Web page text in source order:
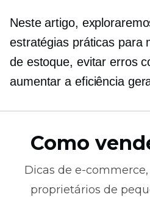
Neste artigo,
estratégias práticas para
de estoque, evitar erros
aumentar a eficiência
Como
Dicas de e-commerce,
proprietários de